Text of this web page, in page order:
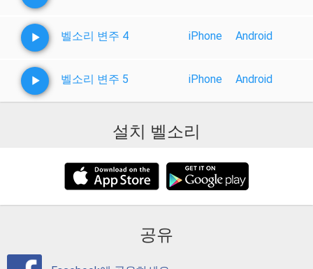
벨소리 변주 4 iPhone Android
벨소리 변주 5 iPhone Android
설치 벨소리
공유